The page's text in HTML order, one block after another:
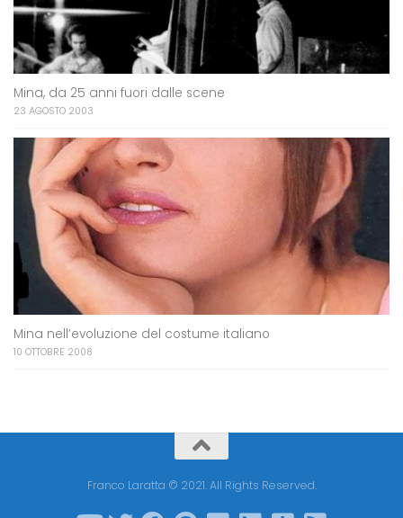
Mina, da 25 anni fuori dalle scene
23 AGOSTO 2003
Mina nell’evoluzione del costume italiano
10 OTTOBRE 2008
Franco Laratta © 2021. All Rights Reserved.